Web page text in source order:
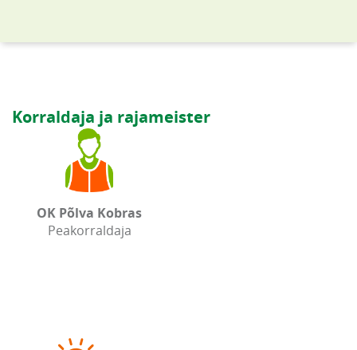
Korraldaja ja rajameister
OK Põlva Kobras
Peakorraldaja